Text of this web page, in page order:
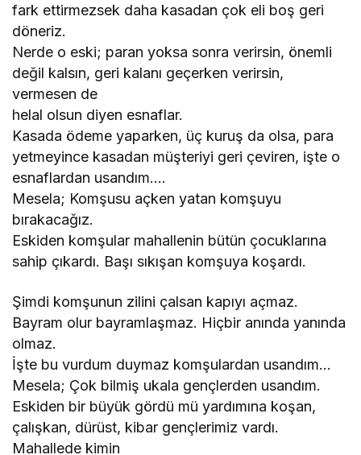
fark ettirmezsek daha kasadan çok eli boş geri
döneriz.
Nerde o eski; paran yoksa sonra verirsin, önemli
değil kalsın, geri kalanı geçerken verirsin,
vermesen de
helal olsun diyen esnaflar.
Kasada ödeme yaparken, üç kuruş da olsa, para
yetmeyince kasadan müşteriyi geri çeviren, işte o
esnaflardan usandım….
Mesela; Komşusu açken yatan komşuyu
bırakacağız.
Eskiden komşular mahallenin bütün çocuklarına
sahip çıkardı. Başı sıkışan komşuya koşardı.
Şimdi komşunun zilini çalsan kapıyı açmaz.
Bayram olur bayramlaşmaz. Hiçbir anında yanında
olmaz.
İşte bu vurdum duymaz komşulardan usandım…
Mesela; Çok bilmiş ukala gençlerden usandım.
Eskiden bir büyük gördü mü yardımına koşan,
çalışkan, dürüst, kibar gençlerimiz vardı.
Mahallede kimin